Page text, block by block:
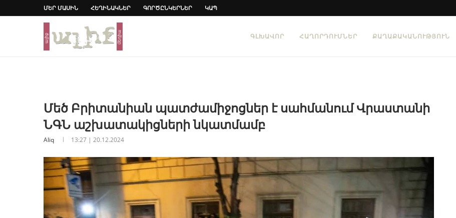
ՄԵՐ ՄԱՍԻՆ ՀԵՂԻՆԱԿՆԵՐ ԳՈՐԾԸՆԿԵՐՆԵՐ ԿԱՊ
ԳԼԽԱՎՈՐ ՀԱՂՈՐԴՈՒՄՆԵՐ ՔԱՂԱՔԱԿԱՆՈՒԹՅՈՒՆ
Մեծ Բրիտանիան պատժամիջոցներ է սահմանում Վրաստանի
ՆԳՆ աշխատակիցների նկատմամբ
Aliq 13:27 | 20.12.2024